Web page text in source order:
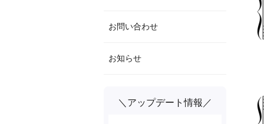
お問い合わせ
お知らせ
＼アップデート情報／